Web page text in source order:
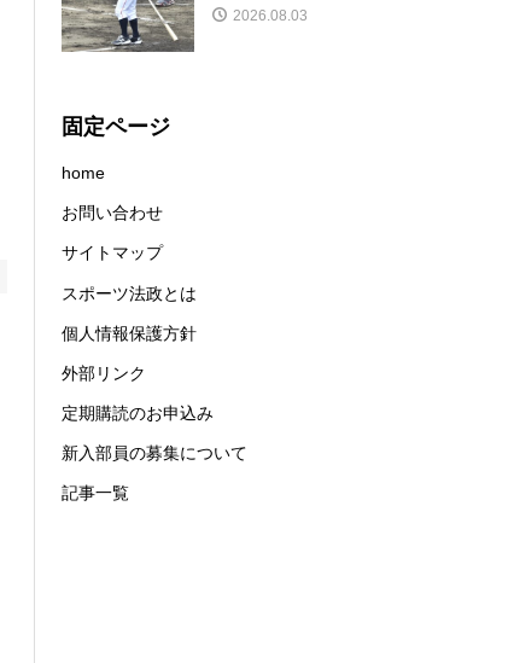
2026.08.03
固定ページ
home
お問い合わせ
サイトマップ
スポーツ法政とは
個人情報保護方針
外部リンク
定期購読のお申込み
新入部員の募集について
記事一覧